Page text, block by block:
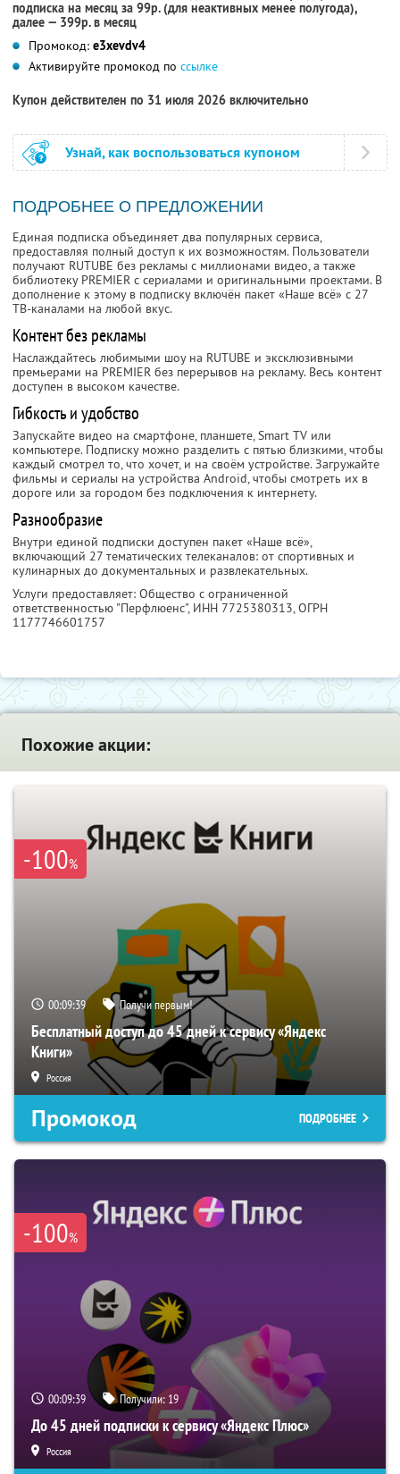
подписка на месяц за 99р. (для неактивных менее полугода),
далее — 399р. в месяц
Промокод: e3xevdv4
Активируйте промокод по ссылке
Купон действителен по 31 июля 2026 включительно
Узнай, как воспользоваться купоном
ПОДРОБНЕЕ О ПРЕДЛОЖЕНИИ
Единая подписка объединяет два популярных сервиса,
предоставляя полный доступ к их возможностям. Пользователи
получают RUTUBE без рекламы с миллионами видео, а также
библиотеку PREMIER с сериалами и оригинальными проектами. В
дополнение к этому в подписку включён пакет «Наше всё» с 27
ТВ-каналами на любой вкус.
Контент без рекламы
Наслаждайтесь любимыми шоу на RUTUBE и эксклюзивными
премьерами на PREMIER без перерывов на рекламу. Весь контент
доступен в высоком качестве.
Гибкость и удобство
Запускайте видео на смартфоне, планшете, Smart TV или
компьютере. Подписку можно разделить с пятью близкими, чтобы
каждый смотрел то, что хочет, и на своём устройстве. Загружайте
фильмы и сериалы на устройства Android, чтобы смотреть их в
дороге или за городом без подключения к интернету.
Разнообразие
Внутри единой подписки доступен пакет «Наше всё»,
включающий 27 тематических телеканалов: от спортивных и
кулинарных до документальных и развлекательных.
Услуги предоставляет: Общество с ограниченной
ответственностью "Перфлюенс", ИНН 7725380313, ОГРН
1177746601757
Похожие акции:
-100%
00:09:39 Получи первым!
Бесплатный доступ до 45 дней к сервису «Яндекс
Книги»
Россия
Промокод ПОДРОБНЕЕ
-100%
00:09:39 Получили: 19
До 45 дней подписки к сервису «Яндекс Плюс»
Россия